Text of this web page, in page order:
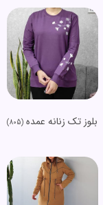
بلوز تک زنانه عمده (805)